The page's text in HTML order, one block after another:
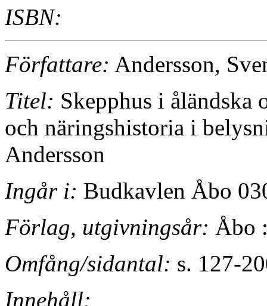
ISBN:
Författare: Andersson,
Titel: Skepphus i åländska
och näringshistoria i
Andersson
Ingår i: Budkavlen Åbo
Förlag, utgivningsår: Åbo
Omfång/sidantal: s. 127-
Innehåll: